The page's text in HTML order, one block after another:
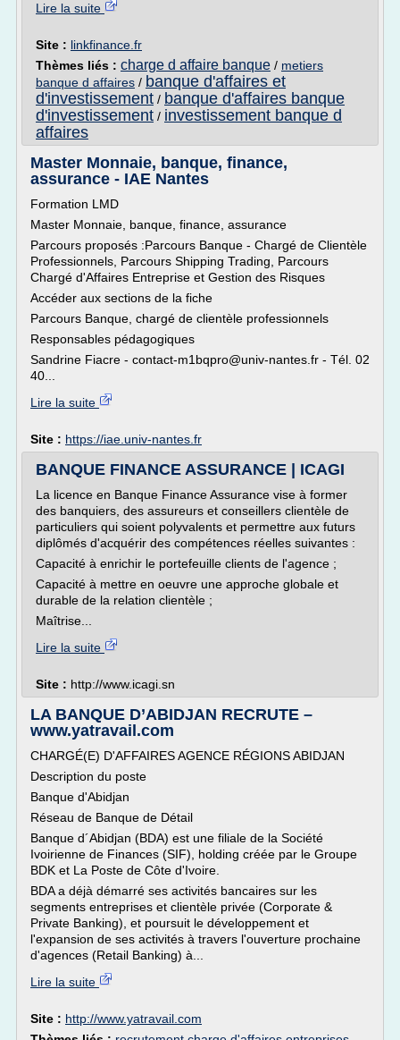
Lire la suite
Site : linkfinance.fr
Thèmes liés : charge d affaire banque / metiers
banque d affaires / banque d'affaires et
d'investissement / banque d'affaires banque
d'investissement / investissement banque d
affaires
Master Monnaie, banque, finance,
assurance - IAE Nantes
Formation LMD
Master Monnaie, banque, finance, assurance
Parcours proposés :Parcours Banque - Chargé de Clientèle
Professionnels, Parcours Shipping Trading, Parcours
Chargé d'Affaires Entreprise et Gestion des Risques
Accéder aux sections de la fiche
Parcours Banque, chargé de clientèle professionnels
Responsables pédagogiques
Sandrine Fiacre - contact-m1bqpro@univ-nantes.fr - Tél. 02
40...
Lire la suite
Site : https://iae.univ-nantes.fr
BANQUE FINANCE ASSURANCE | ICAGI
La licence en Banque Finance Assurance vise à former
des banquiers, des assureurs et conseillers clientèle de
particuliers qui soient polyvalents et permettre aux futurs
diplômés d'acquérir des compétences réelles suivantes :
Capacité à enrichir le portefeuille clients de l'agence ;
Capacité à mettre en oeuvre une approche globale et
durable de la relation clientèle ;
Maîtrise...
Lire la suite
Site : http://www.icagi.sn
LA BANQUE D’ABIDJAN RECRUTE –
www.yatravail.com
CHARGÉ(E) D'AFFAIRES AGENCE RÉGIONS ABIDJAN
Description du poste
Banque d'Abidjan
Réseau de Banque de Détail
Banque d´Abidjan (BDA) est une filiale de la Société
Ivoirienne de Finances (SIF), holding créée par le Groupe
BDK et La Poste de Côte d'Ivoire.
BDA a déjà démarré ses activités bancaires sur les
segments entreprises et clientèle privée (Corporate &
Private Banking), et poursuit le développement et
l'expansion de ses activités à travers l'ouverture prochaine
d'agences (Retail Banking) à...
Lire la suite
Site : http://www.yatravail.com